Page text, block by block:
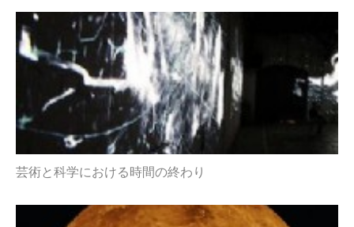
芸術と科学における時間の終わり